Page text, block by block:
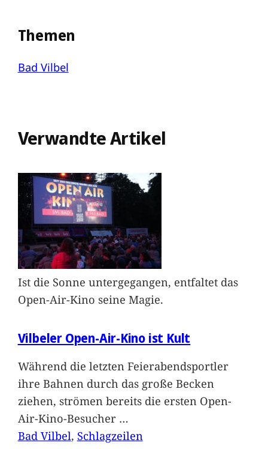
Themen
Bad Vilbel
Verwandte Artikel
Ist die Sonne untergegangen, entfaltet das
Open-Air-Kino seine Magie.
Vilbeler Open-Air-Kino ist Kult
Während die letzten Feierabendsportler
ihre Bahnen durch das große Becken
ziehen, strömen bereits die ersten Open-
Air-Kino-Besucher …
Bad Vilbel, Schlagzeilen